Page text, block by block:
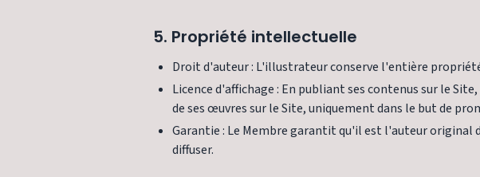
5. Propriété intellectuelle
Droit d'auteur : L'illustrateur conserve l'entière
Licence d'affichage : En publiant ses contenus sur le
de ses œuvres sur le Site, uniquement dans le but de
Garantie : Le Membre garantit qu'il est l'auteur original
diffuser.